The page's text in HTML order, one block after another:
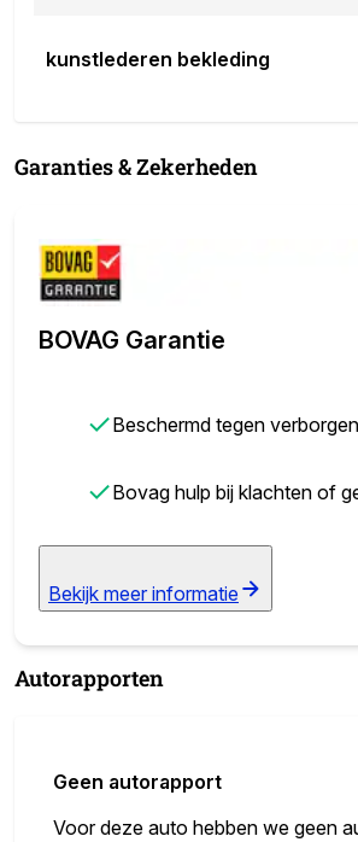
kunstlederen bekleding
Garanties & Zekerheden
BOVAG Garantie
✓Beschermd tegen
✓Bovag hulp bij klachten of
Bekijk meer informatie
Autorapporten
Geen autorapport
Voor deze auto hebben we geen